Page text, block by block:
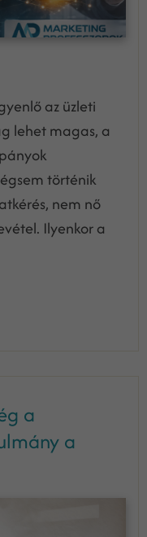
az üzleti
lehet magas, a
történik
nem nő
Ilyenkor a
a
a